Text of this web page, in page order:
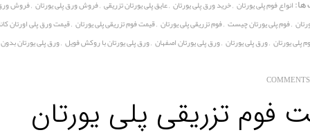
انواع فوم پلی یورتان خرید ورق پلی یورتان عایق پلی یورتان تزریقی فروش ورق پلی یورتان فروش
,فوم پلی یورتان چیست ,فوم تزریقی پلی یورتان ,قیمت فوم تزریقی پلی یورتان ,قیمت ورق پلی اورتان
پلی یورتان ,ورق پلی یورتان ,ورق پلی یورتان اصفهان ,ورق پلی یورتان با روکش فویل ,ورق پلی یورتان
فوم تزریقی پلی یورتان